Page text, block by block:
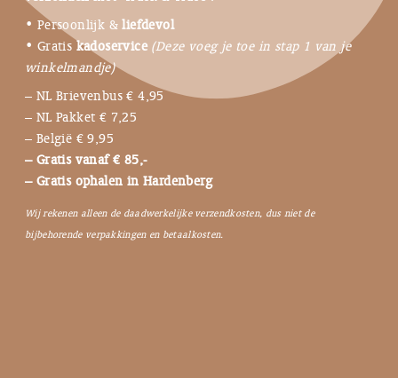
• Persoonlijk &liefdevol
• Gratis kadoservice (Deze voeg je toe in stap 1 van je
winkelmandje)
– NL Brievenbus € 4,95
– NL Pakket € 7,25
– België € 9,95
– Gratis vanaf € 85,-
– Gratis ophalen in Hardenberg
Wij rekenen alleen de daadwerkelijke verzendkosten, dus niet de
bijbehorende verpakkingen en betaalkosten.